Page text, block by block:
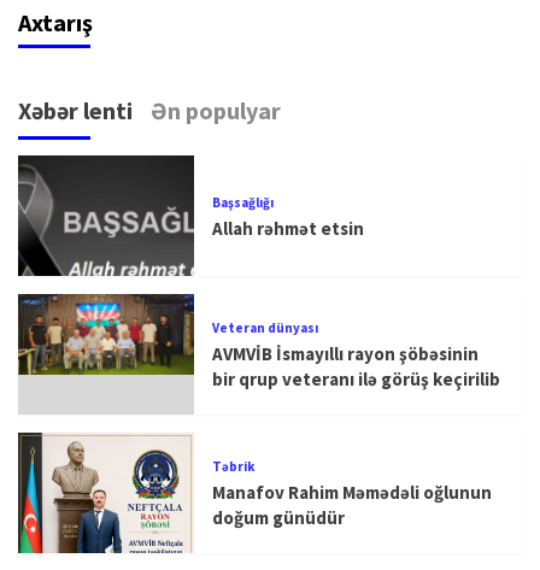
Axtarış
Xəbər lenti Ən populyar
Başsağlığı
Allah rəhmət etsin
Veteran dünyası
AVMVİB İsmayıllı rayon şöbəsinin
bir qrup veteranı ilə görüş keçirilib
Təbrik
Manafov Rahim Məmədəli oğlunun
doğum günüdür